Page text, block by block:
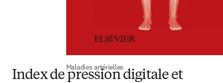
Maladies artérielles
Index de pression digitale et